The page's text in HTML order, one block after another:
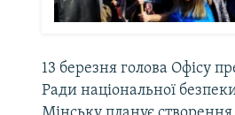
13 березня голова Офісу
Ради національної